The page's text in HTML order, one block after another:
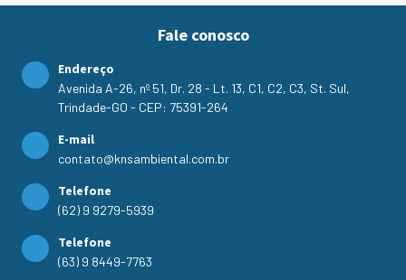
Fale conosco
Endereço
Avenida A-26, nº 51, Dr. 28 - Lt. 13, C1, C2, C3, St. Sul,
Trindade-GO - CEP: 75391-264
E-mail
contato@knsambiental.com.br
Telefone
(62) 9 9279-5939
Telefone
(63) 9 8449-7763